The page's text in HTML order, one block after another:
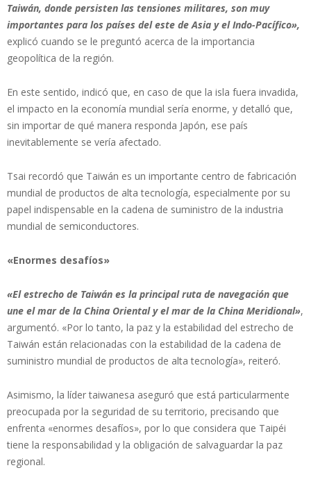
Taiwán, donde persisten las tensiones militares, son muy
importantes para los países del este de Asia y el Indo-Pacífico»,
explicó cuando se le preguntó acerca de la importancia
geopolítica de la región.
En este sentido, indicó que, en caso de que la isla fuera invadida,
el impacto en la economía mundial sería enorme, y detalló que,
sin importar de qué manera responda Japón, ese país
inevitablemente se vería afectado.
Tsai recordó que Taiwán es un importante centro de fabricación
mundial de productos de alta tecnología, especialmente por su
papel indispensable en la cadena de suministro de la industria
mundial de semiconductores.
«Enormes desafíos»
«El estrecho de Taiwán es la principal ruta de navegación que
une el mar de la China Oriental y el mar de la China Meridional»,
argumentó. «Por lo tanto, la paz y la estabilidad del estrecho de
Taiwán están relacionadas con la estabilidad de la cadena de
suministro mundial de productos de alta tecnología», reiteró.
Asimismo, la líder taiwanesa aseguró que está particularmente
preocupada por la seguridad de su territorio, precisando que
enfrenta «enormes desafíos», por lo que considera que Taipéi
tiene la responsabilidad y la obligación de salvaguardar la paz
regional.